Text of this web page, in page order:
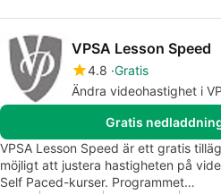
VPSA Lesson Speed
4.8 Gratis
Ändra videohastighet i
Gratis
VPSA Lesson Speed är ett gratis
möjligt att justera hastigheten på
Self Paced-kurser. Programmet…